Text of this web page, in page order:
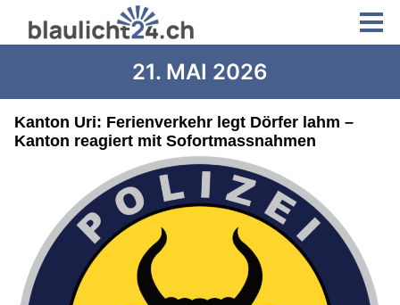
21. MAI 2026
Kanton Uri: Ferienverkehr legt Dörfer lahm –
Kanton reagiert mit Sofortmassnahmen